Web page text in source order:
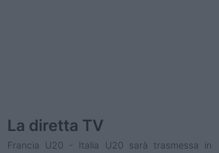
La diretta TV
Francia U20 - Italia U20 sarà trasmessa in